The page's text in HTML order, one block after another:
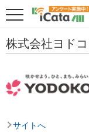
株式会社ヨド
サイトへ